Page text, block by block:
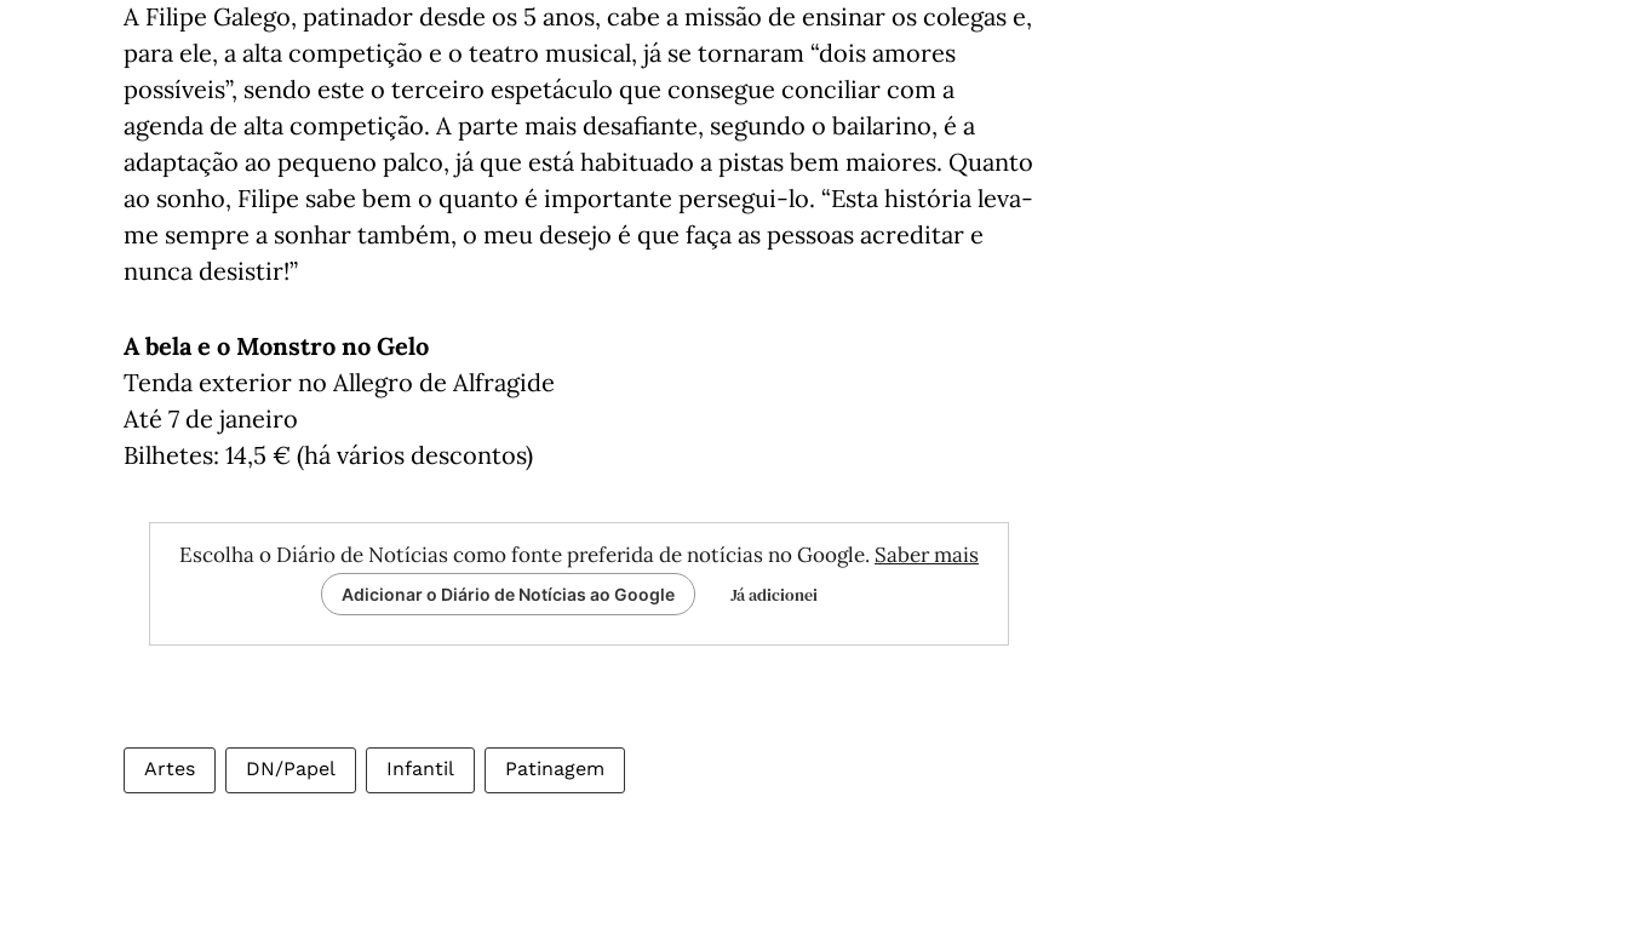
A Filipe Galego, patinador desde os 5 anos, cabe a missão de ensinar os colegas e,
para ele, a alta competição e o teatro musical, já se tornaram “dois amores
possíveis”, sendo este o terceiro espetáculo que consegue conciliar com a
agenda de alta competição. A parte mais desafiante, segundo o bailarino, é a
adaptação ao pequeno palco, já que está habituado a pistas bem maiores. Quanto
ao sonho, Filipe sabe bem o quanto é importante persegui-lo. “Esta história leva-
me sempre a sonhar também, o meu desejo é que faça as pessoas acreditar e
nunca desistir!”
A bela e o Monstro no Gelo
Tenda exterior no Allegro de Alfragide
Até 7 de janeiro
Bilhetes: 14,5 € (há vários descontos)
Escolha o Diário de Notícias como fonte preferida de notícias no Google. Saber mais
Adicionar o Diário de Notícias ao Google Já adicionei
Artes DN/Papel Infantil Patinagem